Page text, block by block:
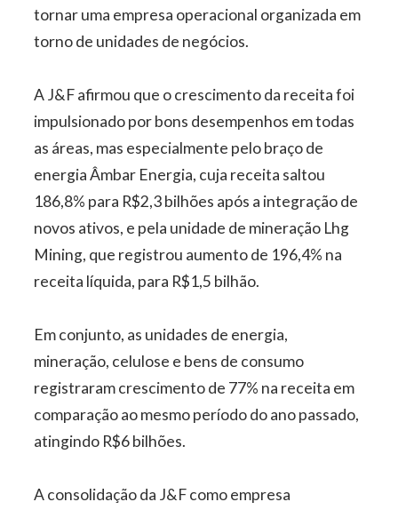
tornar uma empresa operacional organizada em
torno de unidades de negócios.
A J&F afirmou que o crescimento da receita foi
impulsionado por bons desempenhos em todas
as áreas, mas especialmente pelo braço de
energia Âmbar Energia, cuja receita saltou
186,8% para R$2,3 bilhões após a integração de
novos ativos, e pela unidade de mineração Lhg
Mining, que registrou aumento de 196,4% na
receita líquida, para R$1,5 bilhão.
Em conjunto, as unidades de energia,
mineração, celulose e bens de consumo
registraram crescimento de 77% na receita em
comparação ao mesmo período do ano passado,
atingindo R$6 bilhões.
A consolidação da J&F como empresa